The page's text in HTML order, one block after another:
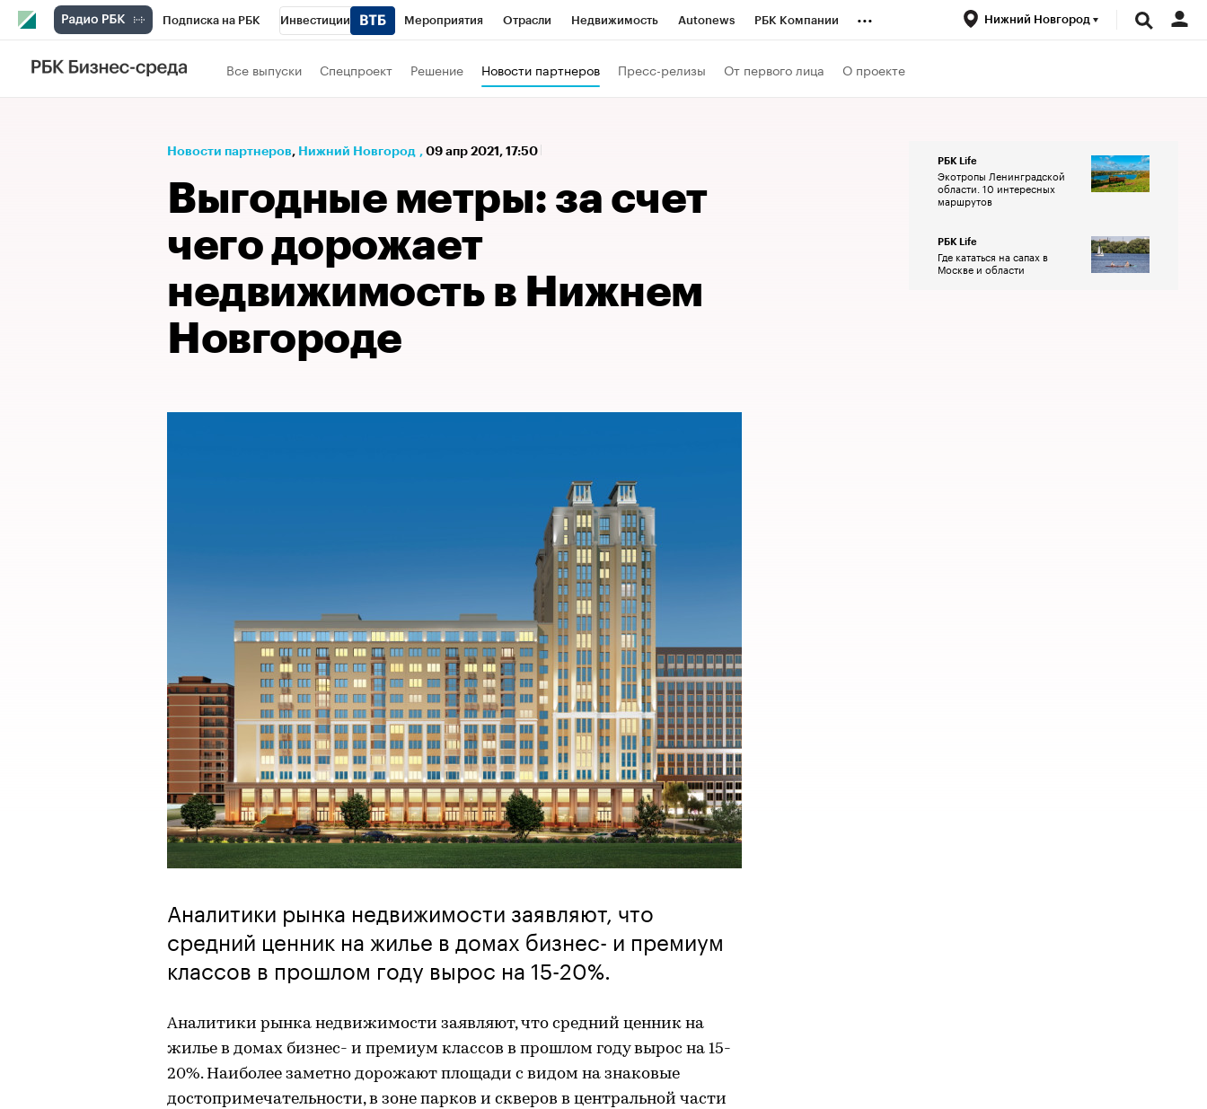
Подписка на РБК Инвестиции Мероприятия Отрасли Недвижимость Autonews РБК Компании
Телеканал
Спецпроекты
Рынок наличной валюты
... Нижний Новгород
Все выпуски Спецпроект Решение Новости партнеров Пресс-релизы От первого лица О проекте
Новости партнеров⁠, Нижний Новгород , 09 апр 2021, 17:50
Выгодные метры: за счет
чего дорожает
недвижимость в Нижнем
Новгороде
Аналитики рынка недвижимости заявляют, что
средний ценник на жилье в домах бизнес- и премиум
классов в прошлом году вырос на 15-20%.
Аналитики рынка недвижимости заявляют, что средний ценник на
жилье в домах бизнес- и премиум классов в прошлом году вырос на 15-
20%. Наиболее заметно дорожают площади с видом на знаковые
достопримечательности, в зоне парков и скверов в центральной части
РБК Life
Экотропы Ленинградской
области. 10 интересных
маршрутов
РБК Life
Где кататься на сапах в
Москве и области